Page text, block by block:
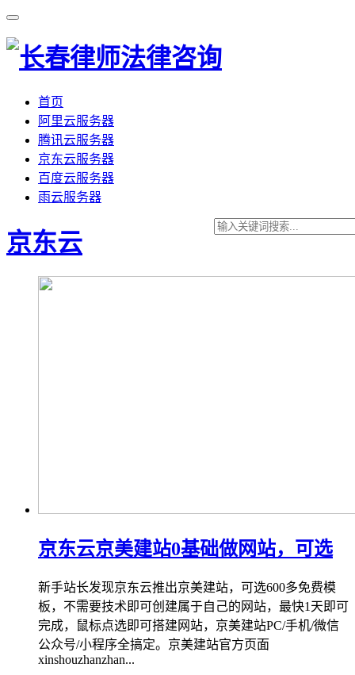
首页
阿里云服务器
腾讯云服务器
京东云服务器
百度云服务器
雨云服务器
京东云
京东云京美建站0基础做网站，可选
新手站长发现京东云推出京美建站，可选600多免费模
板，不需要技术即可创建属于自己的网站，最快1天即可
完成，鼠标点选即可搭建网站，京美建站PC/手机/微信
公众号/小程序全搞定。京美建站官方页面
xinshouzhanzhan...